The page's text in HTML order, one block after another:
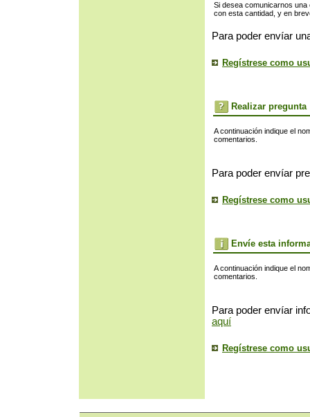
Si desea comunicarnos
con esta cantidad, y en
Para poder envíar
Regístrese como
Realizar pregunta
A continuación indique el
comentarios.
Para poder envíar
Regístrese como
Envíe esta
A continuación indique el
comentarios.
Para poder envíar
aquí
Regístrese como